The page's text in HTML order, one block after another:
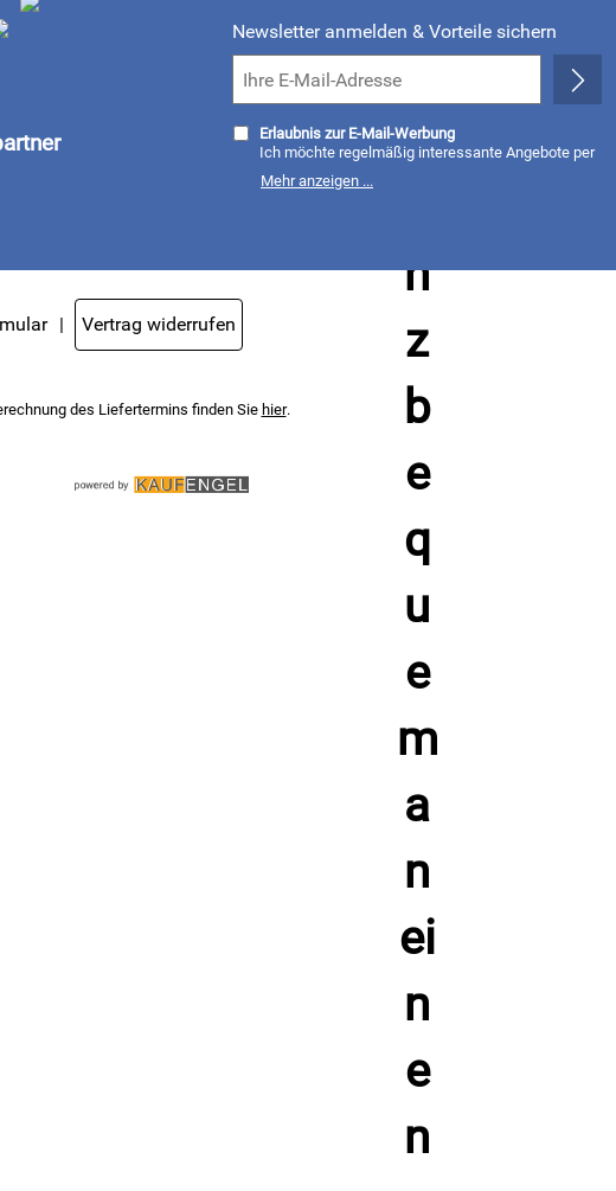
Newsletter anmelden & Vorteile sichern
Erlaubnis zur E-Mail-Werbung
Ich möchte regelmäßig interessante Angebote per
E-Mail erhalten. Meine E-Mail-Adresse wird nicht an
andere Unternehmen weitergegeben. Zu
meiner E-Mail- Adresse für Werbezwecke kann ich
jederzeit mit Wirkung für die Zukunft widerrufen,
Newsletters anklicke oder die Option Newsletter
im Mitgliederbereich deaktiviere. Die
Mehr anzeigen ...
Vertrag widerrufen
des Liefertermins finden Sie hier.